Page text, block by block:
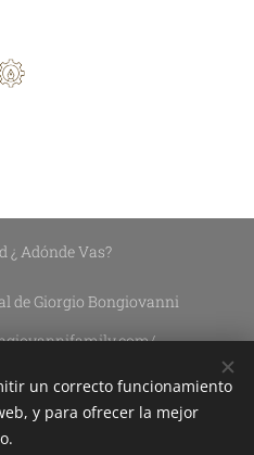
Adónde Vas?
de Giorgio Bongiovanni
DEL CIELO A LA TIERRA
un correcto funcionamiento
y para ofrecer la mejor